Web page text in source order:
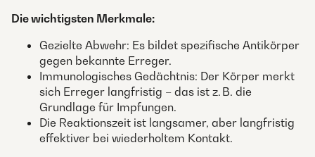
Die wichtigsten Merkmale:
Gezielte Abwehr: Es bildet spezifische Antikörper
gegen bekannte Erreger.
Immunologisches Gedächtnis: Der Körper merkt
sich Erreger langfristig – das ist z. B. die
Grundlage für Impfungen.
Die Reaktionszeit ist langsamer, aber langfristig
effektiver bei wiederholtem Kontakt.